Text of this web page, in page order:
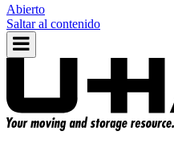
Abierto
Saltar al contenido